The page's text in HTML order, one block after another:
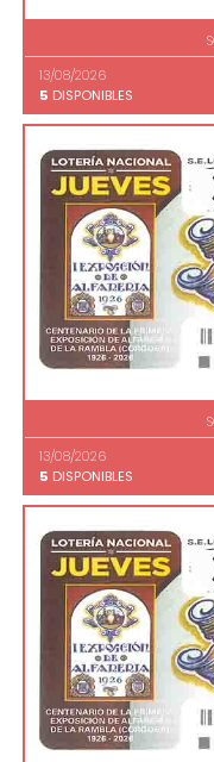
13/08/2026
5 DISPONIBLES
13/08/2026
5 DISPONIBLES